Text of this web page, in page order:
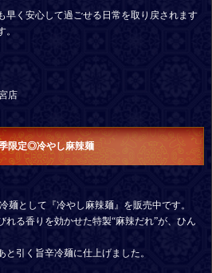
早く安心して過ごせる日常を取り戻されます
店
限定◎冷やし麻辣麺
麺として『冷やし麻辣麺』を販売中です。
れる香りを効かせた特製“麻辣だれ”が、ひん
引く旨辛冷麺に仕上げました。